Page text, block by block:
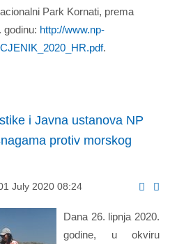
Park Kornati, prema
godinu: http://www.np-
.
i Javna ustanova NP
protiv morskog
July 2020 08:24
Dana 26. lipnja 2020.
godine, u okviru